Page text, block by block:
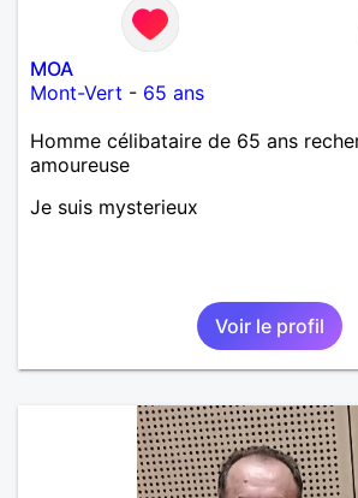
MOA
Mont-Vert - 65 ans
Homme célibataire de 65 ans
amoureuse
Je suis mysterieux
Voir le profil